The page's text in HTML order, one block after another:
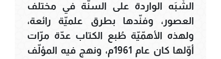
الشُبَه الواردة على السنّة في مختلف
العصور، وفنّدها بطرق علميّة رائعة،
ولهذه الأهمّيّة طُبع الكتاب عدّة مرّات
أوّلها كان عام 1961م، ونهج فيه المؤلّف